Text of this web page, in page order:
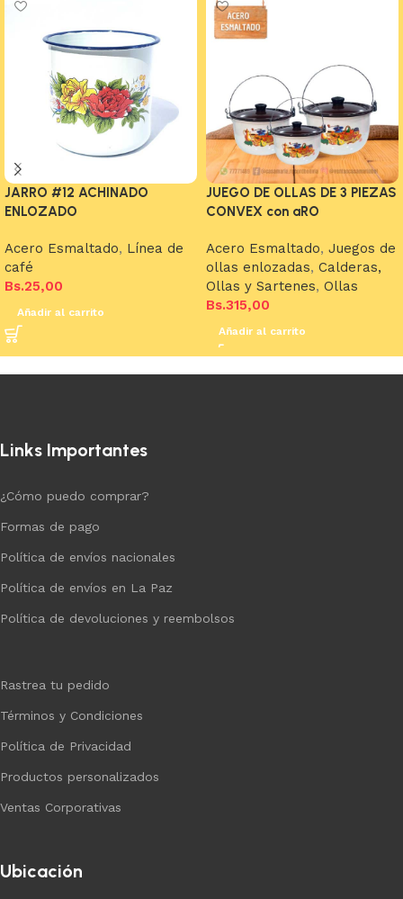
JARRO #12 ACHINADO
ENLOZADO
Acero Esmaltado, Línea de
café
Bs.25,00
Añadir al carrito
JUEGO DE OLLAS DE 3 PIEZAS
CONVEX con aRO
Acero Esmaltado, Juegos de
ollas enlozadas, Calderas,
Ollas y Sartenes, Ollas
Bs.315,00
Añadir al carrito
Links Importantes
¿Cómo puedo comprar?
Formas de pago
Política de envíos nacionales
Política de envíos en La Paz
Política de devoluciones y reembolsos
Rastrea tu pedido
Términos y Condiciones
Política de Privacidad
Productos personalizados
Ventas Corporativas
Ubicación